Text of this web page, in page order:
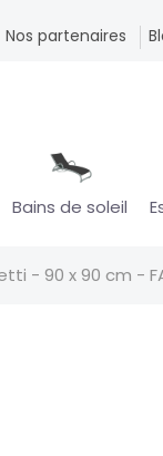
Nos partenaires
Bains de soleil
- 90 x 90 cm -